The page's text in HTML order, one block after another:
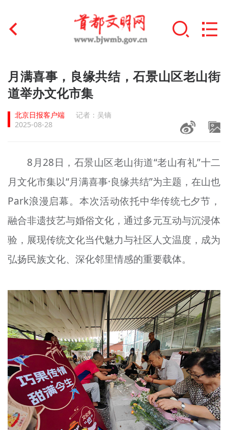
首页
文明创建
文明实践
未成年人思想道德建设
榜样人物
+
身边好人
文明评论
北京宣传文化引导基金
宣传思想文化人才
专题
资料库
+
月满喜事，良缘共结，石景山区老山街
道举办文化市集
北京日报客户端
记者：吴镝
2025-08-28
8月28日，石景山区老山街道“老山有礼”十二
月文化市集以“月满喜事·良缘共结”为主题，在山也
Park浪漫启幕。本次活动依托中华传统七夕节，
融合非遗技艺与婚俗文化，通过多元互动与沉浸体
验，展现传统文化当代魅力与社区人文温度，成为
弘扬民族文化、深化邻里情感的重要载体。